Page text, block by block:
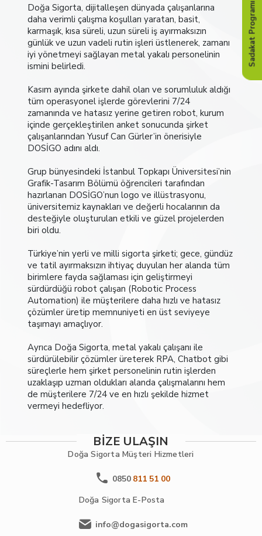
Doğa Sigorta, dijitalleşen dünyada çalışanlarına
daha verimli çalışma koşulları yaratan, basit,
karmaşık, kısa süreli, uzun süreli iş ayırmaksızın
günlük ve uzun vadeli rutin işleri üstlenerek, zamanı
iyi yönetmeyi sağlayan metal yakalı personelinin
ismini belirledi.
Kasım ayında şirkete dahil olan ve sorumluluk aldığı
tüm operasyonel işlerde görevlerini 7/24
zamanında ve hatasız yerine getiren robot, kurum
içinde gerçekleştirilen anket sonucunda şirket
çalışanlarından Yusuf Can Gürler’in önerisiyle
DOSİGO adını aldı.
Grup bünyesindeki İstanbul Topkapı Üniversitesi’nin
Grafik-Tasarım Bölümü öğrencileri tarafından
hazırlanan DOSİGO’nun logo ve illüstrasyonu,
üniversitemiz kaynakları ve değerli hocalarının da
desteğiyle oluşturulan etkili ve güzel projelerden
biri oldu.
Türkiye’nin yerli ve milli sigorta şirketi; gece, gündüz
ve tatil ayırmaksızın ihtiyaç duyulan her alanda tüm
birimlere fayda sağlaması için geliştirmeyi
sürdürdüğü robot çalışan (Robotic Process
Automation) ile müşterilere daha hızlı ve hatasız
çözümler üretip memnuniyeti en üst seviyeye
taşımayı amaçlıyor.
Ayrıca Doğa Sigorta, metal yakalı çalışanı ile
sürdürülebilir çözümler üreterek RPA, Chatbot gibi
süreçlerle hem şirket personelinin rutin işlerden
uzaklaşıp uzman oldukları alanda çalışmalarını hem
de müşterilere 7/24 ve en hızlı şekilde hizmet
vermeyi hedefliyor.
Sadakat Programı
BİZE ULAŞIN
Doğa Sigorta Müşteri Hizmetleri
0850 811 51 00
Doğa SigortaE-Posta
info@dogasigorta.com